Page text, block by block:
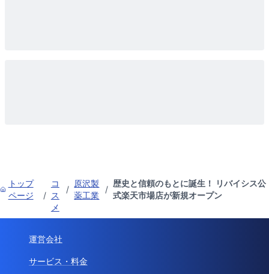
トップ
ページ
/
コ
ス
メ
/
原沢製
薬工業
/
歴史と信頼のもとに誕生！ リバイシス公
式楽天市場店が新規オープン
運営会社
サービス・料金